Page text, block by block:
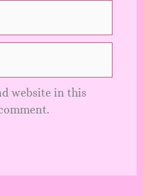
website in this